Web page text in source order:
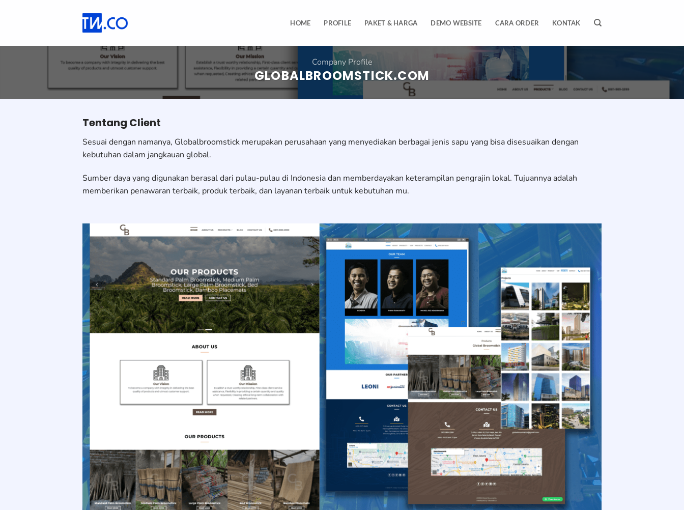
HOME PROFILE PAKET & HARGA DEMO WEBSITE CARA ORDER KONTAK
Company Profile
GLOBALBROOMSTICK.COM
Tentang Client
Sesuai dengan namanya, Globalbroomstick merupakan perusahaan yang menyediakan berbagai jenis sapu yang bisa disesuaikan dengan
kebutuhan dalam jangkauan global.
Sumber daya yang digunakan berasal dari pulau-pulau di Indonesia dan memberdayakan keterampilan pengrajin lokal. Tujuannya adalah
memberikan penawaran terbaik, produk terbaik, dan layanan terbaik untuk kebutuhan mu.